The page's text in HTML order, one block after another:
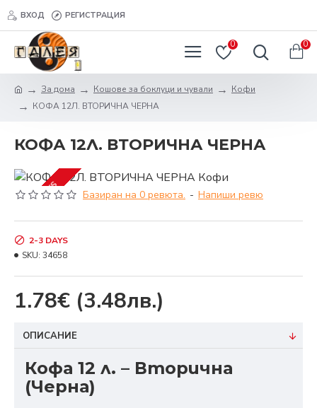
ВХОД РЕГИСТРАЦИЯ
0 0
За дома Кошове за боклуци и чували
Кофи
КОФА 12Л. ВТОРИЧНА ЧЕРНА
КОФА 12Л. ВТОРИЧНА ЧЕРНА
2-3 DAYS Базиран на 0 ревюта. - Напиши ревю
1.78€ (3.48лв.)
2-3 DAYS
SKU: 34658
ОПИСАНИЕ
Кофа 12 л. – Вторична
(Черна)